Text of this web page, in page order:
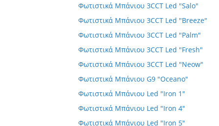
Φωτιστικά Μπάνιου 3CCT Led "Salo"
Φωτιστικά Μπάνιου 3CCT Led "Breeze"
Φωτιστικά Μπάνιου 3CCT Led "Palm"
Φωτιστικά Μπάνιου 3CCT Led "Fresh"
Φωτιστικά Μπάνιου 3CCT Led "Neow"
Φωτιστικά Μπάνιου G9 "Oceano"
Φωτιστικά Μπάνιου Led "Iron 1"
Φωτιστικά Μπάνιου Led "Iron 4"
Φωτιστικά Μπάνιου Led "Iron 5"